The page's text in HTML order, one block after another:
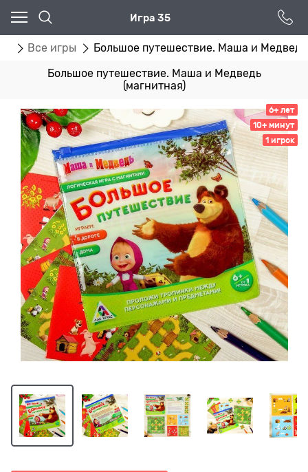
Игра 35
Все игры Большое путешествие. Маша и Медведь
Большое путешествие. Маша и Медведь
(магнитная)
6+ лет
10+ минут
1 игрок